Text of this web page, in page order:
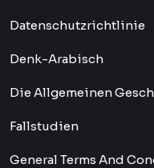
Datenschutzrichtlinie
Denk-Arabisch
Die Allgemeinen
Fallstudien
General Terms And